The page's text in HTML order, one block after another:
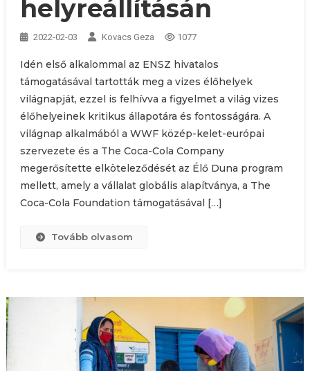
helyreállításán
2022-02-03 Kovacs Geza 1077
Idén első alkalommal az ENSZ hivatalos
támogatásával tartották meg a vizes élőhelyek
világnapját, ezzel is felhívva a figyelmet a világ vizes
élőhelyeinek kritikus állapotára és fontosságára. A
világnap alkalmából a WWF közép-kelet-európai
szervezete és a The Coca-Cola Company
megerősítette elköteleződését az Élő Duna program
mellett, amely a vállalat globális alapítványa, a The
Coca-Cola Foundation támogatásával […]
Tovább olvasom